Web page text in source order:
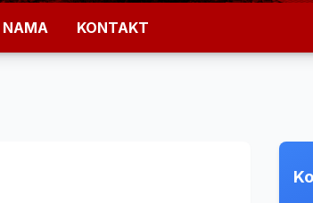
NAMA KONTAKT